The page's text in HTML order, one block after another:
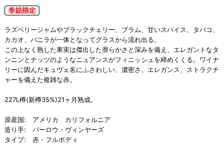
ラズベリージャムやブラックチェリー、プラム、甘いスパイス、タバコ、
カカオ、バニラが一体となってグラスから流れ出る。
この上なく熟した果実は傑出した滑らかさと深みを備え、エレガントなタ
ンニンとナッツのようなニュアンスがフィニッシュを締めくくる。ワイナ
リーに因んだキュヴェ名にふさわしい、濃密さ、エレガンス、ストラクチ
ャーを備えた複雑な赤。
227L樽(新樽35%)21ヶ月熟成。
原産国: アメリカ カリフォルニア
造り手: バーロウ・ヴィンヤーズ
タイプ: 赤・フルボディ